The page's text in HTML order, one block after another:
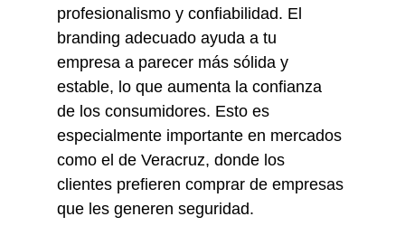
profesionalismo y confiabilidad. El
branding adecuado ayuda a tu
empresa a parecer más sólida y
estable, lo que aumenta la confianza
de los consumidores. Esto es
especialmente importante en mercados
como el de Veracruz, donde los
clientes prefieren comprar de empresas
que les generen seguridad.